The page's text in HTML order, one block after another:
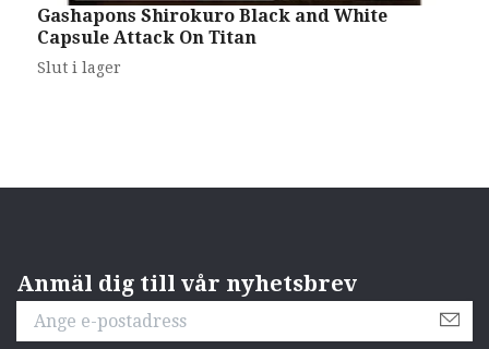
Gashapons Shirokuro Black and White
Capsule Attack On Titan
Slut i lager
Anmäl dig till vår nyhetsbrev